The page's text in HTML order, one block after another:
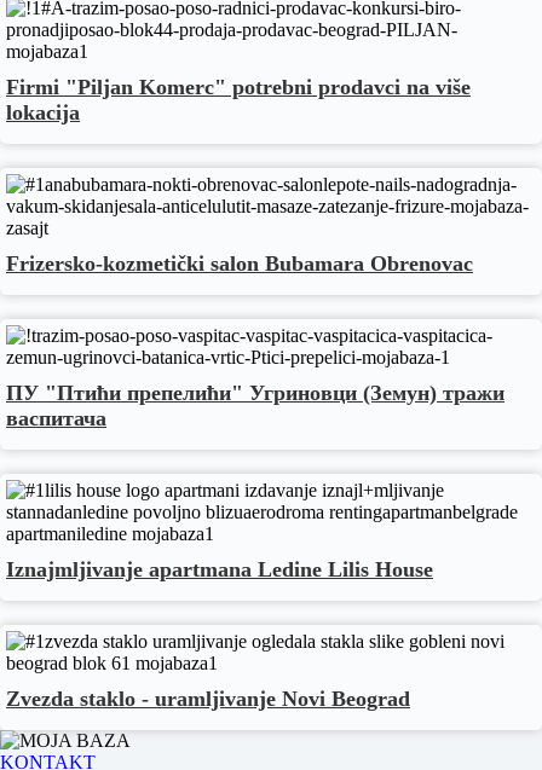
Firmi "Piljan Komerc" potrebni prodavci na više
lokacija
Frizersko-kozmetički salon Bubamara Obrenovac
ПУ "Птићи препелићи" Угриновци (Земун) тражи
васпитача
Iznajmljivanje apartmana Ledine Lilis House
Zvezda staklo - uramljivanje Novi Beograd
KONTAKT